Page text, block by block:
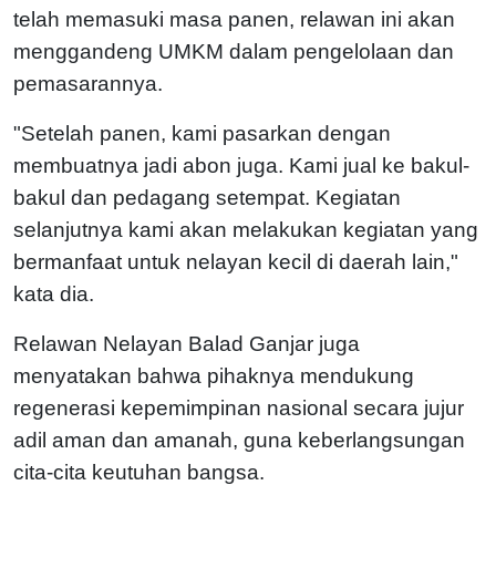
telah memasuki masa panen, relawan ini akan
menggandeng UMKM dalam pengelolaan dan
pemasarannya.
"Setelah panen, kami pasarkan dengan
membuatnya jadi abon juga. Kami jual ke bakul-
bakul dan pedagang setempat. Kegiatan
selanjutnya kami akan melakukan kegiatan yang
bermanfaat untuk nelayan kecil di daerah lain,"
kata dia.
Relawan Nelayan Balad Ganjar juga
menyatakan bahwa pihaknya mendukung
regenerasi kepemimpinan nasional secara jujur
adil aman dan amanah, guna keberlangsungan
cita-cita keutuhan bangsa.